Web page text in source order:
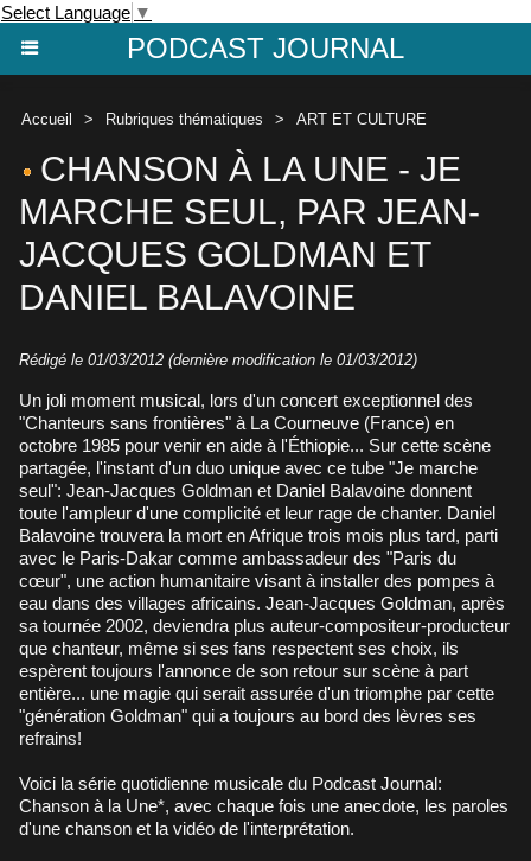
Select Language ▼
PODCAST JOURNAL
Accueil > Rubriques thématiques > ART ET CULTURE
CHANSON À LA UNE - JE
MARCHE SEUL, PAR JEAN-
JACQUES GOLDMAN ET
DANIEL BALAVOINE
Rédigé le 01/03/2012 (dernière modification le 01/03/2012)
Un joli moment musical, lors d'un concert exceptionnel des
"Chanteurs sans frontières" à La Courneuve (France) en
octobre 1985 pour venir en aide à l'Éthiopie... Sur cette scène
partagée, l'instant d'un duo unique avec ce tube "Je marche
seul": Jean-Jacques Goldman et Daniel Balavoine donnent
toute l'ampleur d'une complicité et leur rage de chanter. Daniel
Balavoine trouvera la mort en Afrique trois mois plus tard, parti
avec le Paris-Dakar comme ambassadeur des "Paris du
cœur", une action humanitaire visant à installer des pompes à
eau dans des villages africains. Jean-Jacques Goldman, après
sa tournée 2002, deviendra plus auteur-compositeur-producteur
que chanteur, même si ses fans respectent ses choix, ils
espèrent toujours l'annonce de son retour sur scène à part
entière... une magie qui serait assurée d'un triomphe par cette
"génération Goldman" qui a toujours au bord des lèvres ses
refrains!
Voici la série quotidienne musicale du Podcast Journal:
Chanson à la Une*, avec chaque fois une anecdote, les paroles
d'une chanson et la vidéo de l'interprétation.